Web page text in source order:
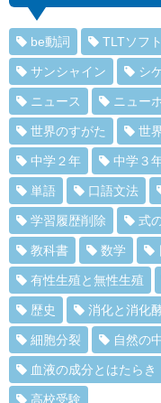
be動詞 TLTソフト
サンシャイン シ
ニュース ニュー
世界のすがた 世
中学２年 中学３
単語 口語文法
学習履歴削除 式
教科書 数学
有性生殖と無性生殖
歴史 消化と消化
細胞分裂 自然の
血液の成分とはたらき
高校受験